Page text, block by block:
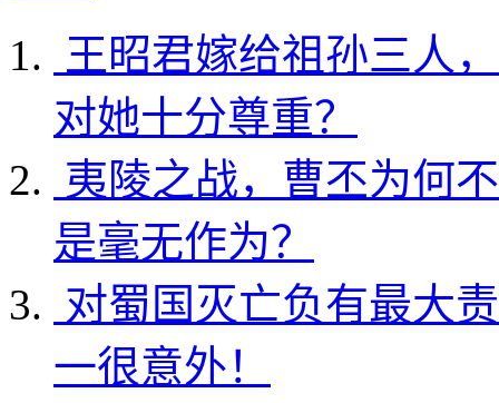
王昭君嫁给祖孙三人
对她十分尊重？
夷陵之战，曹丕为何
是毫无作为？
对蜀国灭亡负有最大
一很意外！